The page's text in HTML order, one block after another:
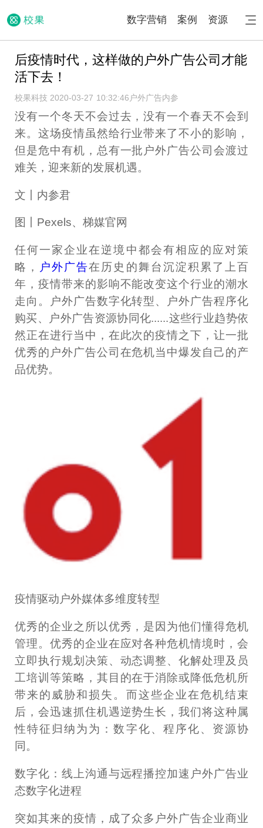
数字营销 案例 资源
后疫情时代，这样做的户外广告公司才能
活下去！
校果科技 2020-03-27 10:32:46 户外广告内参
没有一个冬天不会过去，没有一个春天不会到
来。这场疫情虽然给行业带来了不小的影响，
但是危中有机，总有一批户外广告公司会渡过
难关，迎来新的发展机遇。
文丨内参君
图丨Pexels、梯媒官网
任何一家企业在逆境中都会有相应的应对策
略，
户外广告在历史的舞台沉淀积累了上百
年，疫情带来的影响不能改变这个行业的潮水
走向。户外广告数字化转型、户外广告程序化
购买、户外广告资源协同化......这些行业趋势依
然正在进行当中，在此次的疫情之下，让一批
优秀的户外广告公司在危机当中爆发自己的产
品优势。
疫情驱动户外媒体多维度转型
优秀的企业之所以优秀，是因为他们懂得危机
管理。优秀的企业在应对各种危机情境时，会
立即执行规划决策、动态调整、化解处理及员
工培训等策略，其目的在于消除或降低危机所
带来的威胁和损失。而这些企业在危机结束
后，会迅速抓住机遇逆势生长，我们将这种属
性特征归纳为为：数字化、程序化、资源协
同。
数字化：线上沟通与远程播控加速户外广告业
态数字化进程
突如其来的疫情，成了众多户外广告企业商业